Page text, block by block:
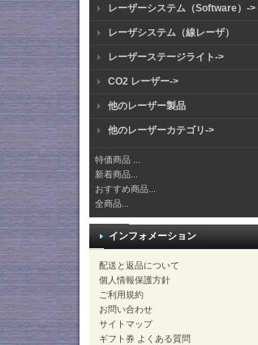
レーザーシステム（Software）->
レーザシステム（線レーザ）
レーザーステージライト->
CO2 レーザー->
他のレーザー製品
他のレーザーカテゴリ->
特価商品 ...
新着商品...
おすすめ商品...
全商品...
インフォメーション
配送と返品について
個人情報保護方針
ご利用規約
お問い合わせ
サイトマップ
ギフト券 よくある質問